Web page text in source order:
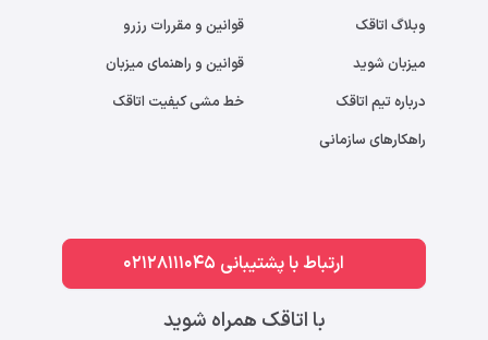
وبلاگ اتاقک
میزبان شوید
درباره تیم اتاقک
راهکارهای سازمانی
قوانین و مقررات رزرو
قوانین و راهنمای میزبان
خط مشی کیفیت اتاقک
ارتباط با پشتیبانی 02128111045
با اتاقک همراه شوید